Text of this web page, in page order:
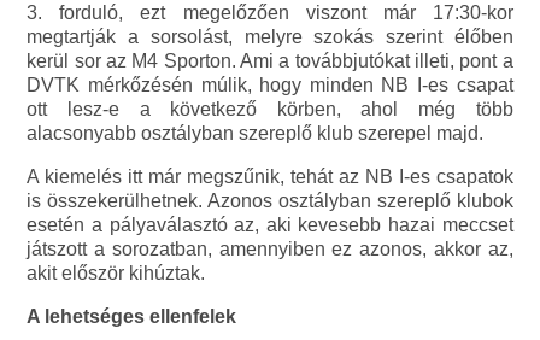
3. forduló, ezt megelőzően viszont már 17:30-kor
megtartják a sorsolást, melyre szokás szerint élőben
kerül sor az M4 Sporton. Ami a továbbjutókat illeti, pont a
DVTK mérkőzésén múlik, hogy minden NB I-es csapat
ott lesz-e a következő körben, ahol még több
alacsonyabb osztályban szereplő klub szerepel majd.
A kiemelés itt már megszűnik, tehát az NB I-es csapatok
is összekerülhetnek. Azonos osztályban szereplő klubok
esetén a pályaválasztó az, aki kevesebb hazai meccset
játszott a sorozatban, amennyiben ez azonos, akkor az,
akit először kihúztak.
A lehetséges ellenfelek